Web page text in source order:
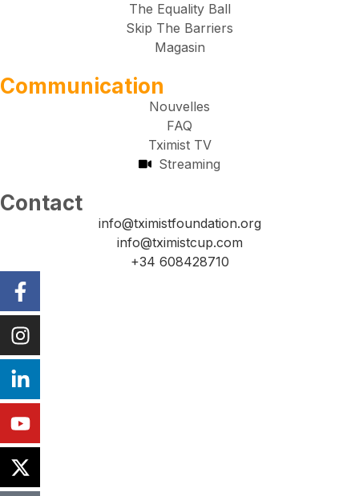
The Equality Ball
Skip The Barriers
Magasin
Communication
Nouvelles
FAQ
Tximist TV
Streaming
Contact
info@tximistfoundation.org
info@tximistcup.com
+34 608428710